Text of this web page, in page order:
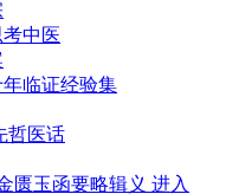
中医
临证经验集
哲医话
匮玉函要略辑义 进入